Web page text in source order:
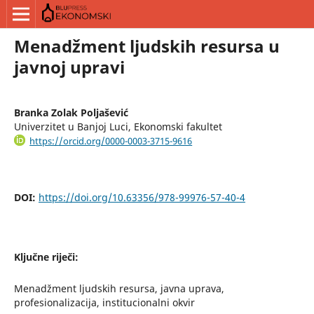
Menadžment ljudskih resursa u
javnoj upravi
Branka Zolak Poljašević
Univerzitet u Banjoj Luci, Ekonomski fakultet
https://orcid.org/0000-0003-3715-9616
DOI: https://doi.org/10.63356/978-99976-57-40-4
Ključne riječi:
Menadžment ljudskih resursa, javna uprava,
profesionalizacija, institucionalni okvir